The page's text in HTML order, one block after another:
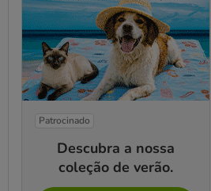
Patrocinado
Descubra a nossa
coleção de verão.